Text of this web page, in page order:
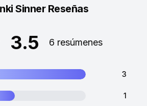
Sinner Reseñas
3.5 6 resúmenes
3
1